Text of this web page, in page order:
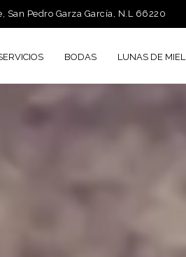
San Pedro Garza García, N.L 66220
BODAS LUNAS DE MIEL